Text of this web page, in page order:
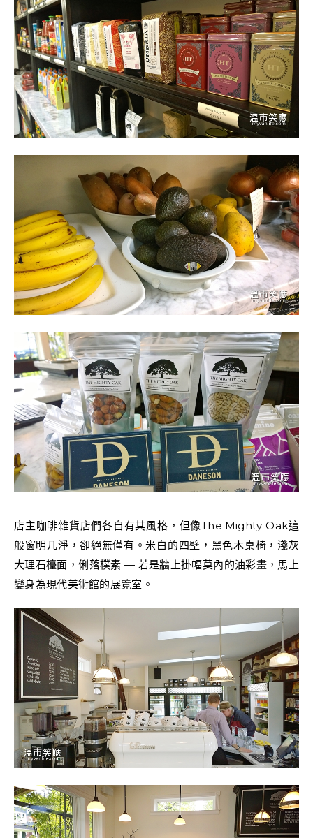
店主咖啡雜貨店們各自有其風格，但像The Mighty Oak這
般窗明几淨，卻絕無僅有。米白的四壁，黑色木桌椅，淺灰
大理石檯面，俐落樸素 — 若是牆上掛幅莫內的油彩畫，馬上
變身為現代美術館的展覽室。